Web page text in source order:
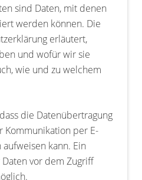
sind Daten, mit denen
werden können. Die
erläutert,
und wofür wir sie
wie und zu welchem
die Datenübertragung
Kommunikation per E-
kann. Ein
vor dem Zugriff